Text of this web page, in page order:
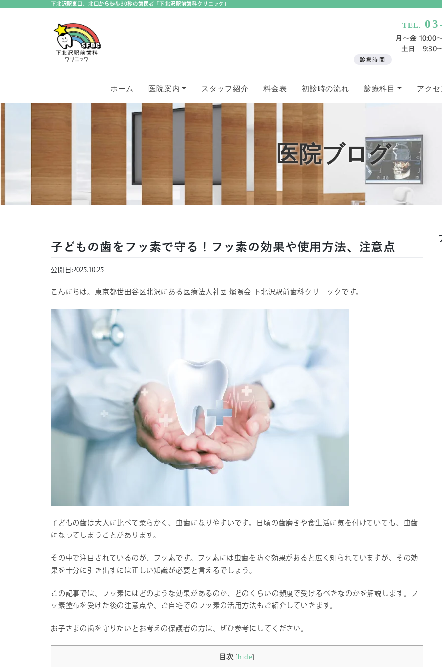
下北沢駅東口、北口から徒歩30秒の歯医者「下北沢駅前歯科クリニック」
TEL.
診療時間
月〜金 10:00
土日 9:30
ホーム 医院案内 スタッフ紹介 料金表 初診時の流れ 診療科目 アクセ
医院ブログ
子どもの歯をフッ素で守る！フッ素の効果や使用方法、注意点
公開日:2025.10.25
こんにちは。東京都世田谷区北沢にある医療法人社団 燦陽会 下北沢駅前歯科クリニックです。
子どもの歯は大人に比べて柔らかく、虫歯になりやすいです。日頃の歯磨きや食生活に気を付けていても、虫歯
になってしまうことがあります。
その中で注目されているのが、フッ素です。フッ素には虫歯を防ぐ効果があると広く知られていますが、その効
果を十分に引き出すには正しい知識が必要と言えるでしょう。
この記事では、フッ素にはどのような効果があるのか、どのくらいの頻度で受けるべきなのかを解説します。フ
ッ素塗布を受けた後の注意点や、ご自宅でのフッ素の活用方法もご紹介していきます。
お子さまの歯を守りたいとお考えの保護者の方は、ぜひ参考にしてください。
目次 hide